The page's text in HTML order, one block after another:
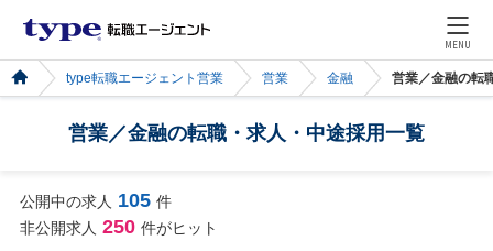
MENU
type転職エージェント営業 営業 金融 営業／金融の転
営業／金融の転職・求人・中途採用一覧
公開中の求人 105 件
非公開求人 250 件がヒット